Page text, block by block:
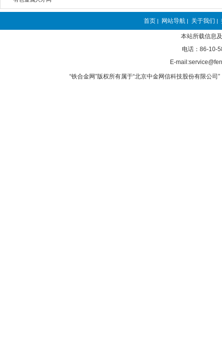
首页 | 网站导航 | 关于我们 |
本站所载信息
电话：86-10-
E-
“铁合金网”版权所有属于“北京中金网信科技股份有限公司